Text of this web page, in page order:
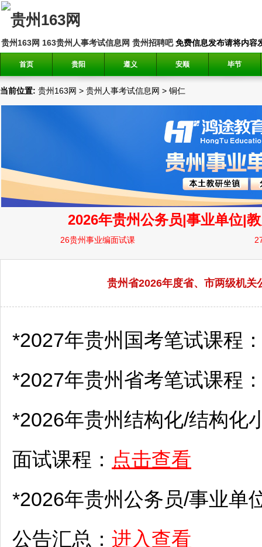
贵州163网 163贵州人事考试信息网 贵州招聘吧免费信息发布请将内容
首页 贵阳 遵义 安顺 毕节
当前位置: 贵州163网 > 贵州人事考试信息网 > 铜仁
贵州省2026年度省、市两级机
*2027年贵州国考笔试课程
*2027年贵州省考笔试课程
*2026年贵州结构化/结构化
面试课程： 点击查看
*2026年贵州公务员/事业单
公告汇总： 进入查看